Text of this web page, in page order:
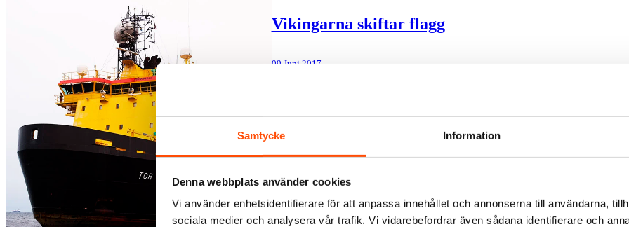
Samtycke Information
Denna webbplats använder cookies
Vi använder enhetsidentifierare för att anpassa innehållet och annonserna till användarna,
sociala medier och analysera vår trafik. Vi vidarebefordrar även sådana identifierare och
Vikingarna skiftar flagg
09 Juni 2017